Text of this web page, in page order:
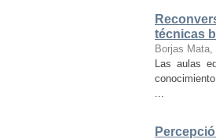
técnicas
Borjas
Las aulas
...